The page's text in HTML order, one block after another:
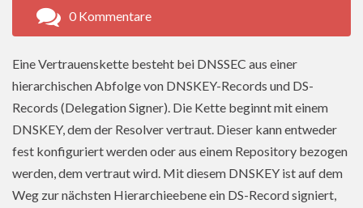
0 Kommentare
Eine Vertrauenskette besteht bei DNSSEC aus einer
hierarchischen Abfolge von DNSKEY-Records und DS-
Records (Delegation Signer). Die Kette beginnt mit einem
DNSKEY, dem der Resolver vertraut. Dieser kann entweder
fest konfiguriert werden oder aus einem Repository bezogen
werden, dem vertraut wird. Mit diesem DNSKEY ist auf dem
Weg zur nächsten Hierarchieebene ein DS-Record signiert,